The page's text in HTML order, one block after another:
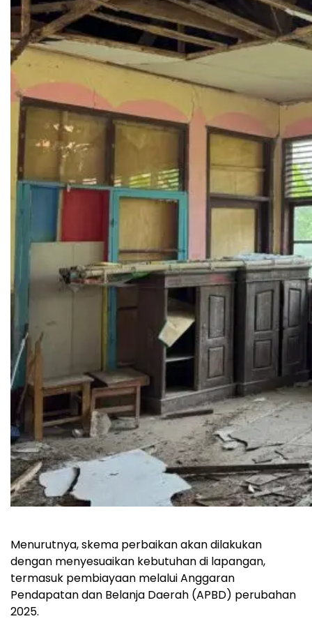
Menurutnya, skema perbaikan akan dilakukan
dengan menyesuaikan kebutuhan di lapangan,
termasuk pembiayaan melalui Anggaran
Pendapatan dan Belanja Daerah (APBD) perubahan
2025.